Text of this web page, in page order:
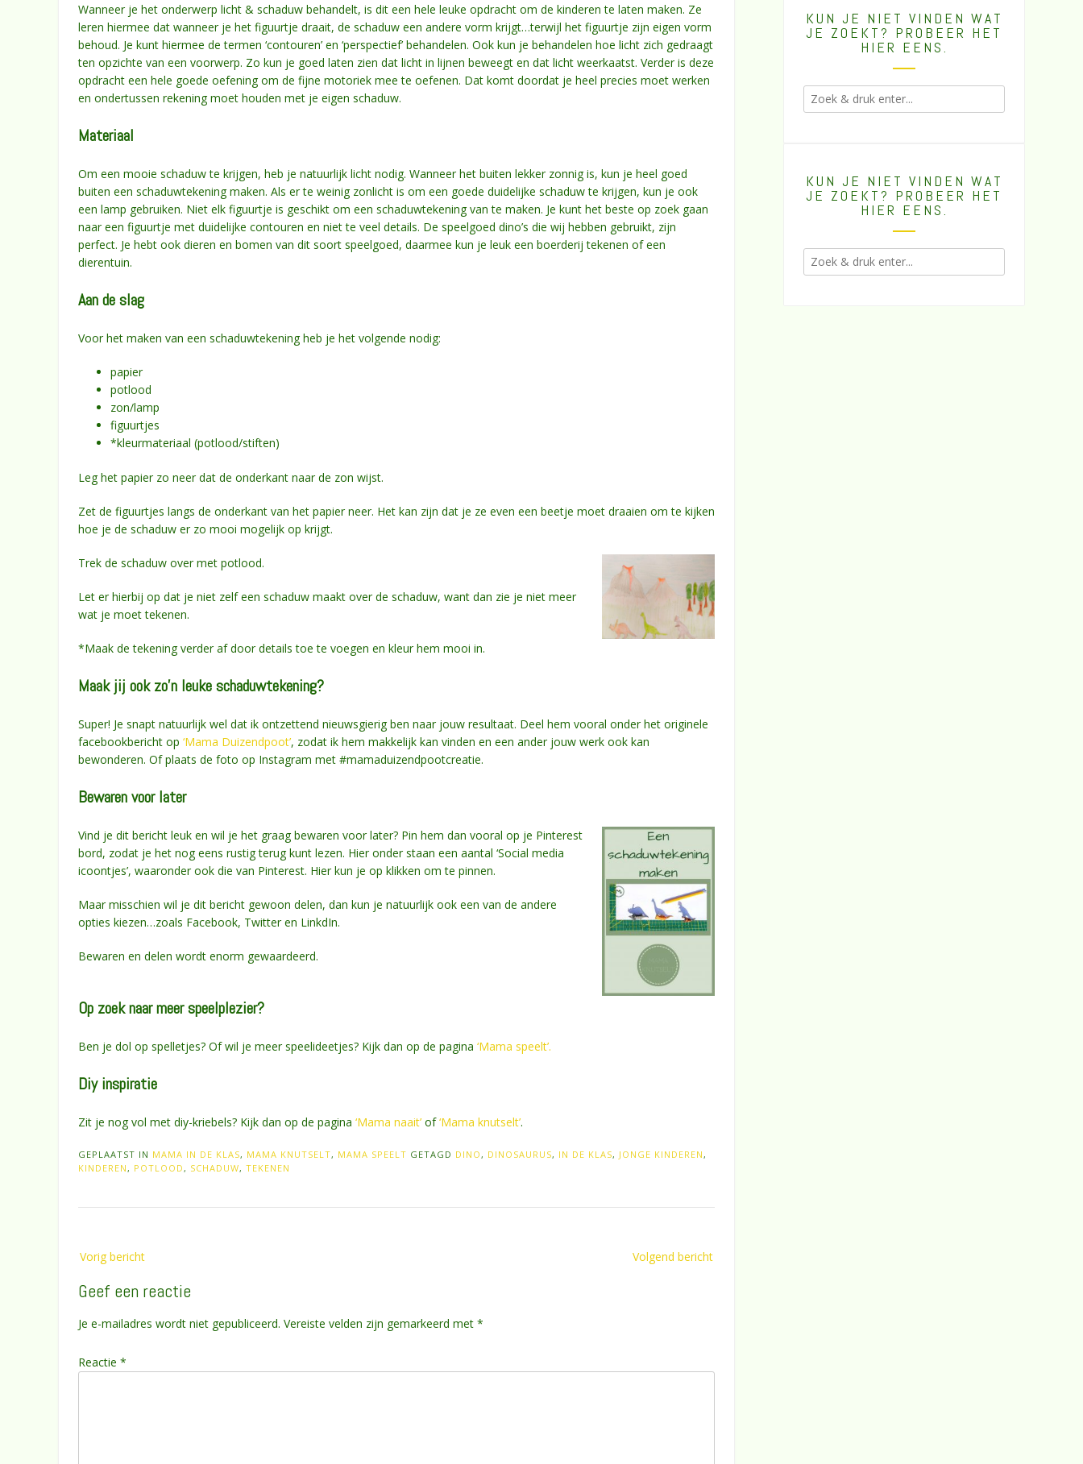
Wanneer je het onderwerp licht & schaduw behandelt, is dit een hele leuke opdracht om de kinderen te laten maken. Ze
leren hiermee dat wanneer je het figuurtje draait, de schaduw een andere vorm krijgt…terwijl het figuurtje zijn eigen vorm
behoud. Je kunt hiermee de termen ‘contouren’ en ‘perspectief’ behandelen. Ook kun je behandelen hoe licht zich gedraagt
ten opzichte van een voorwerp. Zo kun je goed laten zien dat licht in lijnen beweegt en dat licht weerkaatst. Verder is deze
opdracht een hele goede oefening om de fijne motoriek mee te oefenen. Dat komt doordat je heel precies moet werken
en ondertussen rekening moet houden met je eigen schaduw.
Materiaal
Om een mooie schaduw te krijgen, heb je natuurlijk licht nodig. Wanneer het buiten lekker zonnig is, kun je heel goed
buiten een schaduwtekening maken. Als er te weinig zonlicht is om een goede duidelijke schaduw te krijgen, kun je ook
een lamp gebruiken. Niet elk figuurtje is geschikt om een schaduwtekening van te maken. Je kunt het beste op zoek gaan
naar een figuurtje met duidelijke contouren en niet te veel details. De speelgoed dino’s die wij hebben gebruikt, zijn
perfect. Je hebt ook dieren en bomen van dit soort speelgoed, daarmee kun je leuk een boerderij tekenen of een
dierentuin.
Aan de slag
Voor het maken van een schaduwtekening heb je het volgende nodig:
papier
potlood
zon/lamp
figuurtjes
*kleurmateriaal (potlood/stiften)
Leg het papier zo neer dat de onderkant naar de zon wijst.
Zet de figuurtjes langs de onderkant van het papier neer. Het kan zijn dat je ze even een beetje moet draaien om te kijken
hoe je de schaduw er zo mooi mogelijk op krijgt.
Trek de schaduw over met potlood.
Let er hierbij op dat je niet zelf een schaduw maakt over de schaduw, want dan zie je niet meer
wat je moet tekenen.
*Maak de tekening verder af door details toe te voegen en kleur hem mooi in.
Maak jij ook zo’n leuke schaduwtekening?
Super! Je snapt natuurlijk wel dat ik ontzettend nieuwsgierig ben naar jouw resultaat. Deel hem vooral onder het originele
facebookbericht op ‘Mama Duizendpoot’, zodat ik hem makkelijk kan vinden en een ander jouw werk ook kan
bewonderen. Of plaats de foto op Instagram met #mamaduizendpootcreatie.
Bewaren voor later
Vind je dit bericht leuk en wil je het graag bewaren voor later? Pin hem dan vooral op je Pinterest
bord, zodat je het nog eens rustig terug kunt lezen. Hier onder staan een aantal ‘Social media
icoontjes’, waaronder ook die van Pinterest. Hier kun je op klikken om te pinnen.
Maar misschien wil je dit bericht gewoon delen, dan kun je natuurlijk ook een van de andere
opties kiezen…zoals Facebook, Twitter en LinkdIn.
Bewaren en delen wordt enorm gewaardeerd.
Op zoek naar meer speelplezier?
Ben je dol op spelletjes? Of wil je meer speelideetjes? Kijk dan op de pagina ‘Mama speelt’.
Diy inspiratie
Zit je nog vol met diy-kriebels? Kijk dan op de pagina ‘Mama naait’ of‘Mama knutselt’.
GEPLAATST IN MAMA IN DE KLAS, MAMA KNUTSELT, MAMA SPEELT GETAGD DINO , DINOSAURUS, IN DE KLAS, JONGE KINDEREN ,
KINDEREN , POTLOOD , SCHADUW, TEKENEN
navigatie
Vorig bericht Volgend bericht
Geef een reactie
Je e-mailadres wordt niet gepubliceerd. Vereiste velden zijn gemarkeerd met *
Reactie *
KUN JE NIET VINDEN WAT
JE ZOEKT? PROBEER HET
HIER EENS.
KUN JE NIET VINDEN WAT
JE ZOEKT? PROBEER HET
HIER EENS.